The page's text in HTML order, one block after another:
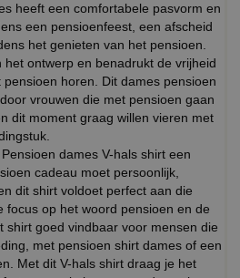
heeft een comfortabele pasvorm en
een pensioenfeest, een afscheid
het genieten van het pensioen.
het ontwerp en benadrukt de vrijheid
horen. Dit dames pensioen
vrouwen die met pensioen gaan
dit moment graag willen vieren met
dames V-hals shirt een
cadeau moet persoonlijk,
dit shirt voldoet perfect aan die
focus op het woord pensioen en de
shirt goed vindbaar voor mensen die
met pensioen shirt dames of een
Met dit V-hals shirt draag je het